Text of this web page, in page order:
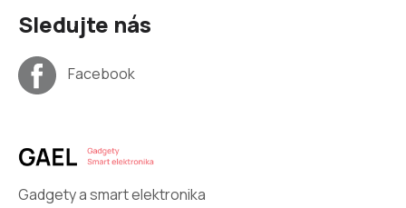
Sledujte nás
Facebook
Gadgety a smart elektronika